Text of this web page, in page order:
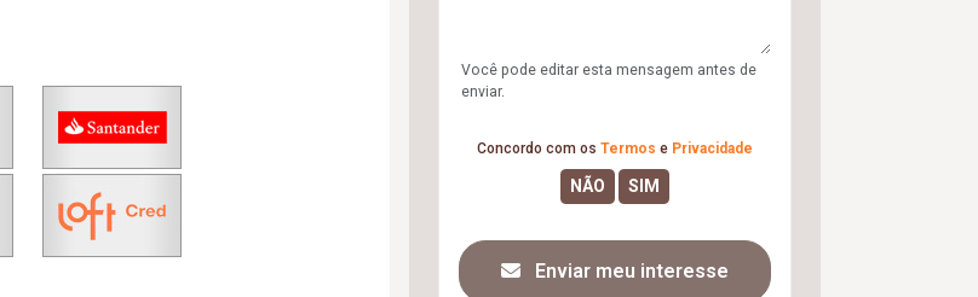
Você pode editar esta mensagem antes de
enviar.
Concordo com os Termos e Privacidade
Enviar meu interesse